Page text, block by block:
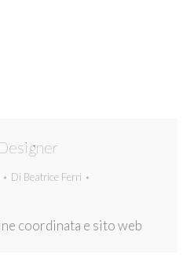
Di Beatrice Ferri
coordinata e sito web